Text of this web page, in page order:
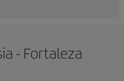
- Fortaleza